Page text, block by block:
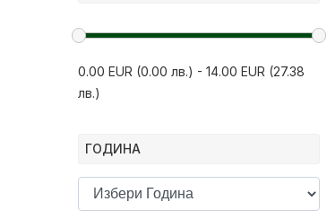
0.00 EUR (0.00 лв.) - 14.00 EUR (27.38
лв.)
ГОДИНА